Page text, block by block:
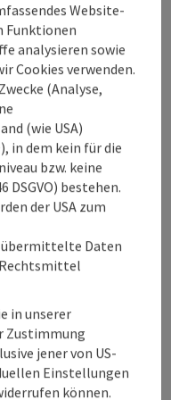
Durchzugsverkehr
Entspannen und zur
Freunden oder
eine Auszeit vom
Möchtest du
Spaziergänge
weg gestartet
mit
bieten
hell und freundlich.
mit
sind
Wohnzimmer, Dusche
Im Dachgeschoss
je 1 Stockbett) und
befindet sich im
der gemütlichen Stube
Abend ist auch die
ein idealer Ort für
Almkogels Unsere
in der
von einer
kleine Haus befindet
etwa 1 km vom
perfekte
Radtouren in den
Website-
Funktionen
analysieren sowie
Cookies verwenden.
(Analyse,
(wie USA)
in dem kein für die
bzw. keine
DSGVO) bestehen.
der USA zum
übermittelte Daten
in unserer
Zustimmung
jener von US-
Einstellungen
können.